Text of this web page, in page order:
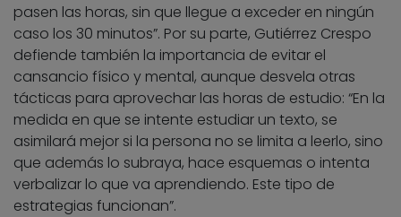
pasen las horas, sin que llegue a exceder en ningún
caso los 30 minutos”. Por su parte, Gutiérrez Crespo
defiende también la importancia de evitar el
cansancio físico y mental, aunque desvela otras
tácticas para aprovechar las horas de estudio: “En la
medida en que se intente estudiar un texto, se
asimilará mejor si la persona no se limita a leerlo, sino
que además lo subraya, hace esquemas o intenta
verbalizar lo que va aprendiendo. Este tipo de
estrategias funcionan”.